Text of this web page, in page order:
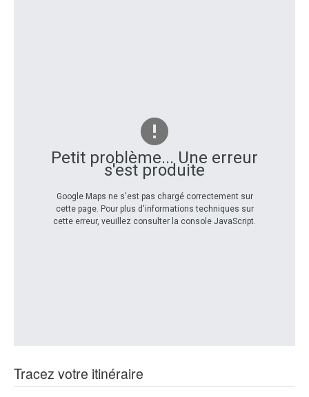
Petit problème... Une erreur
s'est produite
Google Maps ne s'est pas chargé correctement sur
cette page. Pour plus d'informations techniques sur
cette erreur, veuillez consulter la console JavaScript.
Tracez votre itinéraire